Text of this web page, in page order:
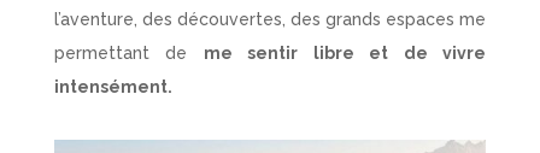
l’aventure, des découvertes, des grands espaces me
permettant de me sentir libre et de vivre
intensément.